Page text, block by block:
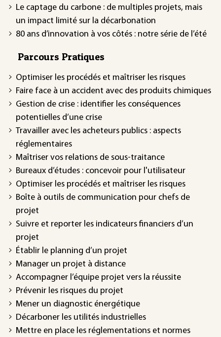
Le captage du carbone : de multiples projets, mais
un impact limité sur la décarbonation
80 ans d’innovation à vos côtés : notre série de l’été
Parcours Pratiques
Optimiser les procédés et maîtriser les risques
Faire face à un accident avec des produits chimiques
Gestion de crise : identifier les conséquences
potentielles d’une crise
Travailler avec les acheteurs publics : aspects
réglementaires
Maîtriser vos relations de sous-traitance
Bureaux d’études : concevoir pour l'utilisateur
Optimiser les procédés et maîtriser les risques
Boîte à outils de communication pour chefs de
projet
Suivre et reporter les indicateurs financiers d’un
projet
Établir le planning d’un projet
Manager un projet à distance
Accompagner l’équipe projet vers la réussite
Prévenir les risques du projet
Mener un diagnostic énergétique
Décarboner les utilités industrielles
Mettre en place les réglementations et normes